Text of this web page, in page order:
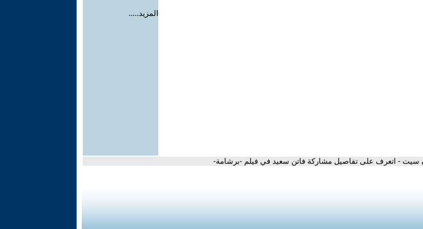
المزيد.....
سيت - اتعرف على تفاصيل مشاركة فاتن سعيد في فيلم -برشامة-